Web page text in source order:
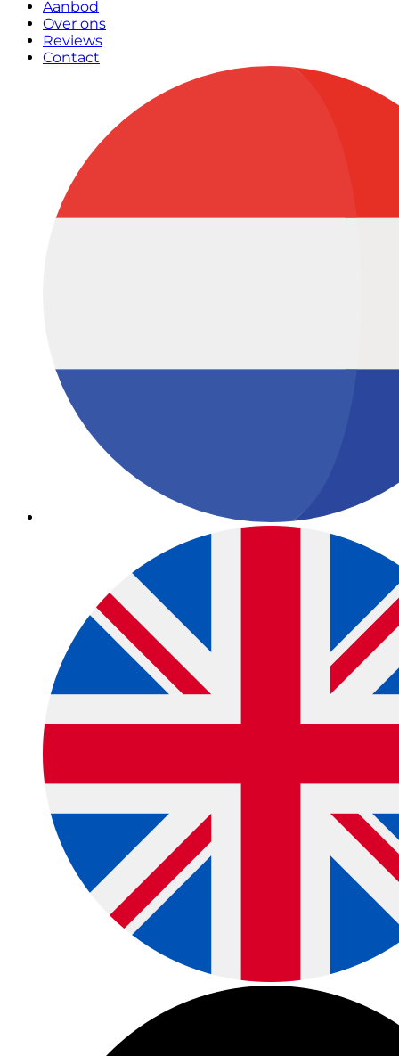
Aanbod
Over ons
Reviews
Contact